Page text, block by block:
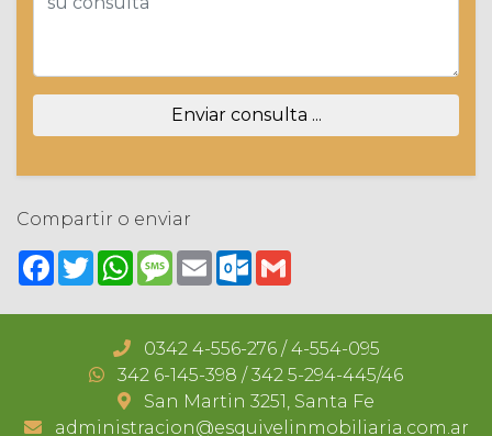
Enviar consulta ...
Compartir o enviar
Facebook
TwitterWhatsApp
Message
EmailOutlook.com
0342 4-556-276 / 4-554-095
342 6-145-398 / 342 5-294-445/46
San Martin 3251, Santa Fe
administracion@esquivelinmobiliaria.com.ar